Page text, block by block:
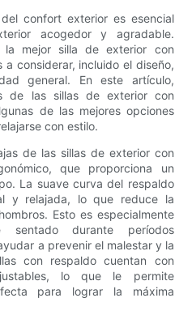
confort exterior es esencial
acogedor y agradable.
mejor silla de exterior con
considerar, incluido el diseño,
general. En este artículo,
de las sillas de exterior con
de las mejores opciones
con estilo.
de las sillas de exterior con
que proporciona un
La suave curva del respaldo
y relajada, lo que reduce la
Esto es especialmente
sentado durante períodos
a prevenir el malestar y la
con respaldo cuentan con
lo que le permite
para lograr la máxima